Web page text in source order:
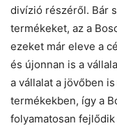
divízió részéről. Bár
termékeket, az a
ezeket már eleve a
és újonnan is a
a vállalat a jövőben
termékekben, így a
folyamatosan